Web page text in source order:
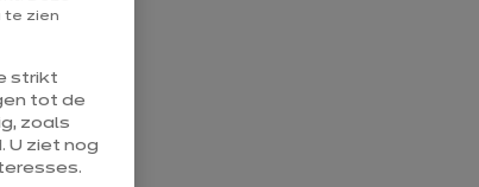
en
te zien
strikt
tot de
zoals
U ziet nog